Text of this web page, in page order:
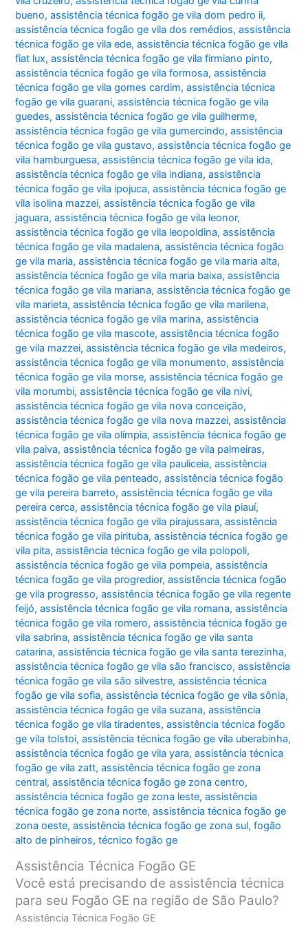
bueno,assistência técnica fogão ge vila dom pedro ii,
assistência técnica fogão ge vila dos remédios,assistência
técnica fogão ge vila ede,assistência técnica fogão ge vila
fiat lux,assistência técnica fogão ge vila firmiano pinto,
assistência técnica fogão ge vila formosa,assistência
técnica fogão ge vila gomes cardim,assistência técnica
fogão ge vila guarani,assistência técnica fogão ge vila
guedes,assistência técnica fogão ge vila guilherme,
assistência técnica fogão ge vila gumercindo,assistência
técnica fogão ge vila gustavo,assistência técnica fogão ge
vila hamburguesa,assistência técnica fogão ge vila ida,
assistência técnica fogão ge vila indiana,assistência
técnica fogão ge vila ipojuca,assistência técnica fogão ge
vila isolina mazzei,assistência técnica fogão ge vila
jaguara,assistência técnica fogão ge vila leonor,
assistência técnica fogão ge vila leopoldina,assistência
técnica fogão ge vila madalena,assistência técnica fogão
ge vila maria,assistência técnica fogão ge vila maria alta,
assistência técnica fogão ge vila maria baixa,assistência
técnica fogão ge vila mariana,assistência técnica fogão ge
vila marieta,assistência técnica fogão ge vila marilena,
assistência técnica fogão ge vila marina,assistência
técnica fogão ge vila mascote,assistência técnica fogão
ge vila mazzei,assistência técnica fogão ge vila medeiros,
assistência técnica fogão ge vila monumento,assistência
técnica fogão ge vila morse,assistência técnica fogão ge
vila morumbi,assistência técnica fogão ge vila nivi,
assistência técnica fogão ge vila nova conceição,
assistência técnica fogão ge vila nova mazzei,assistência
técnica fogão ge vila olímpia,assistência técnica fogão ge
vila paiva,assistência técnica fogão ge vila palmeiras,
assistência técnica fogão ge vila pauliceia,assistência
técnica fogão ge vila penteado,assistência técnica fogão
ge vila pereira barreto,assistência técnica fogão ge vila
pereira cerca,assistência técnica fogão ge vila piauí,
assistência técnica fogão ge vila pirajussara,assistência
técnica fogão ge vila pirituba,assistência técnica fogão ge
vila pita,assistência técnica fogão ge vila polopoli,
assistência técnica fogão ge vila pompeia,assistência
técnica fogão ge vila progredior,assistência técnica fogão
ge vila progresso,assistência técnica fogão ge vila regente
feijó,assistência técnica fogão ge vila romana,assistência
técnica fogão ge vila romero,assistência técnica fogão ge
vila sabrina,assistência técnica fogão ge vila santa
catarina,assistência técnica fogão ge vila santa terezinha,
assistência técnica fogão ge vila são francisco,assistência
técnica fogão ge vila são silvestre,assistência técnica
fogão ge vila sofia,assistência técnica fogão ge vila sônia,
assistência técnica fogão ge vila suzana,assistência
técnica fogão ge vila tiradentes,assistência técnica fogão
ge vila tolstoi,assistência técnica fogão ge vila uberabinha,
assistência técnica fogão ge vila yara,assistência técnica
fogão ge vila zatt,assistência técnica fogão ge zona
central,assistência técnica fogão ge zona centro,
assistência técnica fogão ge zona leste,assistência
técnica fogão ge zona norte,assistência técnica fogão ge
zona oeste,assistência técnica fogão ge zona sul,fogão
alto de pinheiros,técnico fogão ge
Assistência Técnica Fogão GE
Você está precisando de assistência técnica
para seu Fogão GE na região de São Paulo?
Assistência Técnica Fogão GE